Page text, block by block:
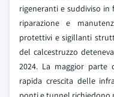
rigeneranti e suddiviso
riparazione e
protettivi e sigillanti
del calcestruzzo
2024. La maggior
rapida crescita delle